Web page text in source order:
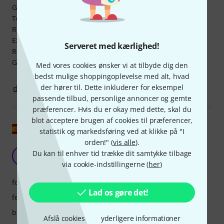
Serveret med kærlighed!
Med vores cookies ønsker vi at tilbyde dig den
bedst mulige shoppingoplevelse med alt, hvad
der hører til. Dette inkluderer for eksempel
passende tilbud, personlige annoncer og gemte
præferencer. Hvis du er okay med dette, skal du
blot acceptere brugen af cookies til præferencer,
statistik og markedsføring ved at klikke på "I
orden!" (vis alle).
Du kan til enhver tid trække dit samtykke tilbage
via cookie-indstillingerne (her)
Lad os gøre det!
Afslå cookies yderligere informationer
Great Sound
Total flexibility
Rock Solid Drivers
Expandable
Reliable
Great Support
0 ANMELD BEDØMMELSE
Vis original
Komplet og høj kvalitet
epicruchi 24.08.2025
forarbejdning
features
betjening